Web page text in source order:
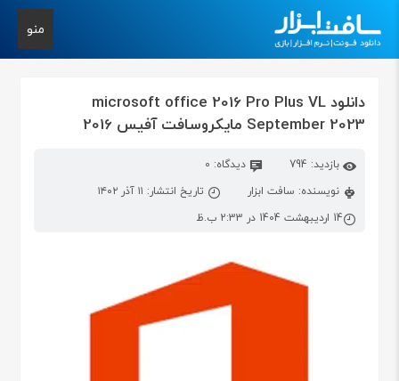
منو
دانلود microsoft office 2016 Pro Plus VL
September 2023 مایکروسافت آفیس 2016
بازدید: 794
دیدگاه: 0
نویسنده: سافت ابزار
تاریخ انتشار: ۱۱ آذر ۱۴۰۲
14 اردیبهشت 1404 در 2:33 ب.ظ